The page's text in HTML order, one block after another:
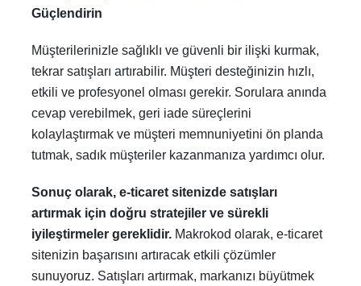
Güçlendirin
Müşterilerinizle sağlıklı ve güvenli bir ilişki kurmak,
tekrar satışları artırabilir. Müşteri desteğinizin hızlı,
etkili ve profesyonel olması gerekir. Sorulara anında
cevap verebilmek, geri iade süreçlerini
kolaylaştırmak ve müşteri memnuniyetini ön planda
tutmak, sadık müşteriler kazanmanıza yardımcı olur.
Sonuç olarak, e-ticaret sitenizde satışları
artırmak için doğru stratejiler ve sürekli
iyileştirmeler gereklidir. Makrokod olarak, e-ticaret
sitenizin başarısını artıracak etkili çözümler
sunuyoruz. Satışları artırmak, markanızı büyütmek